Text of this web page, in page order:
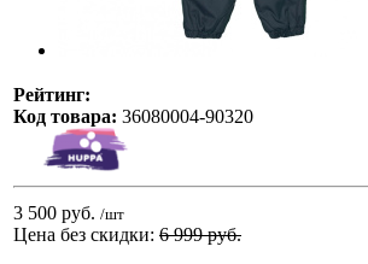
Рейтинг:
Код товара: 36080004-90320
3 500 руб. /шт
Цена без скидки: 6 999 руб.